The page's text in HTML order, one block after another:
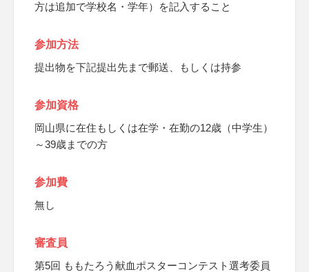
方は追加で学校名・学年）を記入すること
参加方法
提出物を下記提出先まで郵送、もしくは持参
参加資格
岡山県に在住もしくは在学・在勤の12歳（中学生）
～39歳までの方
参加費
無し
審査員
第5回 ももたろう献血ポスターコンテスト選考委員